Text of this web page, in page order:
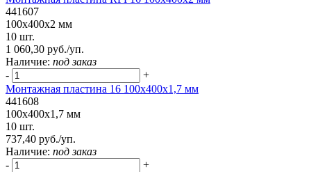
441607
100x400x2 мм
10 шт.
1 060,30 руб./уп.
Наличие: под заказ
-
+
Монтажная пластина 16 100x400x1,7 мм
441608
100x400x1,7 мм
10 шт.
737,40 руб./уп.
Наличие: под заказ
-
+